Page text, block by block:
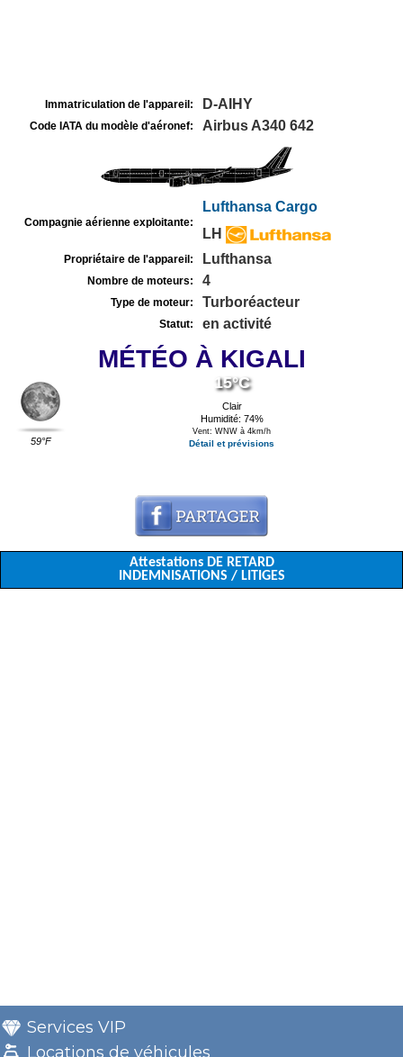
Immatriculation de l'appareil: D-AIHY
Code IATA du modèle d'aéronef: Airbus A340 642
Compagnie aérienne exploitante:
Lufthansa Cargo
LH
Propriétaire de l'appareil: Lufthansa
Nombre de moteurs: 4
Type de moteur: Turboréacteur
Statut: en activité
MÉTÉO À KIGALI
59°F
15°C
Clair
Humidité: 74%
Vent: WNW à 4km/h
Détail et prévisions
Attestations DE RETARD
INDEMNISATIONS / LITIGES
Services VIP
Locations de véhicules